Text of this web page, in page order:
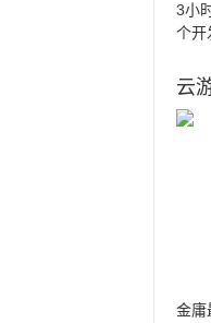
3小
个开
云
金庸